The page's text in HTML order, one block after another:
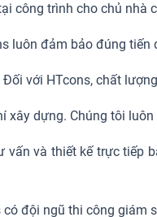
công trình cho chủ nhà
luôn đảm bảo đúng
với HTcons, chất
xây dựng. Chúng tôi
vấn và thiết kế trực
đội ngũ thi công giám